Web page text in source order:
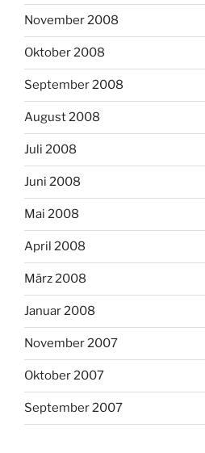
November 2008
Oktober 2008
September 2008
August 2008
Juli 2008
Juni 2008
Mai 2008
April 2008
März 2008
Januar 2008
November 2007
Oktober 2007
September 2007